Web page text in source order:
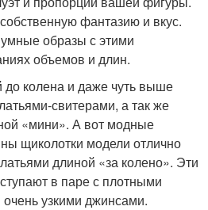
фантазию и вкус.
образы с этими
объемов и длин.
колена и даже чуть выше
свитерами, а так же
«мини». А вот модные
щиколотки модели отлично
длиной «за колено». Эти
в паре с плотными
узкими джинсами.